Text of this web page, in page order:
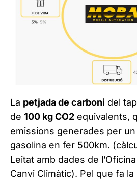
La petjada de carboni del
de 100 kg CO2 equivalents,
emissions generades per
gasolina en fer 500km.
Leitat amb dades de
Canvi Climàtic). Pel que fa